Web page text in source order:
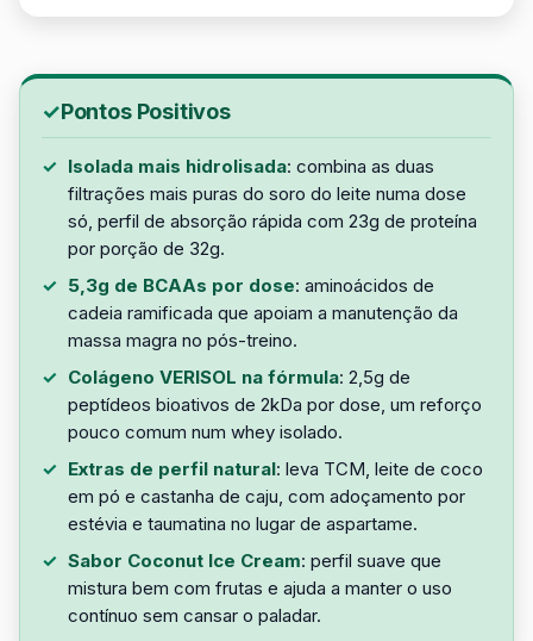
Pontos Positivos
Isolada mais hidrolisada: combina as duas
filtrações mais puras do soro do leite numa dose
só, perfil de absorção rápida com 23g de proteína
por porção de 32g.
5,3g de BCAAs por dose: aminoácidos de
cadeia ramificada que apoiam a manutenção da
massa magra no pós-treino.
Colágeno VERISOL na fórmula: 2,5g de
peptídeos bioativos de 2kDa por dose, um reforço
pouco comum num whey isolado.
Extras de perfil natural: leva TCM, leite de coco
em pó e castanha de caju, com adoçamento por
estévia e taumatina no lugar de aspartame.
Sabor Coconut Ice Cream: perfil suave que
mistura bem com frutas e ajuda a manter o uso
contínuo sem cansar o paladar.